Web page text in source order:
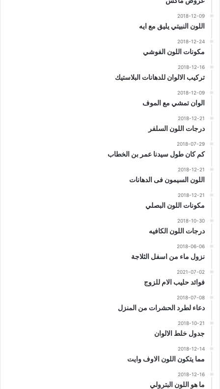
2018-12-09
اللون النبيتي يليق مع ايه
2018-12-24
مكونات اللون الفوشي
2018-12-16
تركيب الالوان للدهانات البلاستيك
2018-12-09
الوان تمشي مع الموف
2018-12-21
درجات اللون السلفر
2018-07-29
كم كان طول سيدنا عمر بن الخطاب
2018-12-21
اللون السيمون فى الدهانات
2018-12-21
مكونات اللون البصلي
2018-10-30
درجات اللون الكافيه
2018-06-06
نزول ماء من اسفل الثلاجة
2021-07-02
فوائد حليب الام للزوج
2018-07-08
دعاء لطرد الحشرات من المنزل
2018-10-21
جدول خلط الالوان
2018-12-14
مما يتكون اللون الاوف وايت
2018-12-16
ما هو اللون البترولي